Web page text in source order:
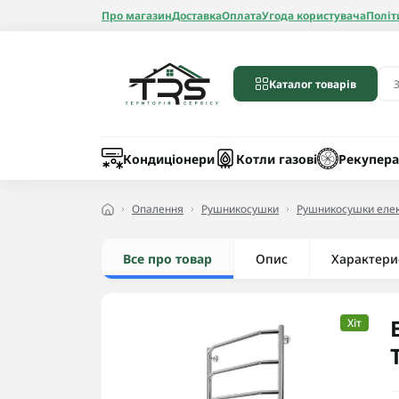
Про магазинДоставкаОплатаУгода користувача
Каталог товарів
Кондиціонери Котли газові
Радіатори
Опалення Рушникосушки Рушникосушки
Все про товар Опис
Хіт